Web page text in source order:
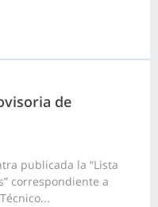
de
publicada la “Lista
correspondiente a